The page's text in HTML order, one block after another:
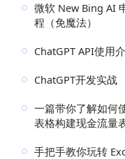
微软 New Bing AI
程（免魔法）
ChatGPT API使用
ChatGPT开发实战
一篇带你了解如何
表格构建现金流量
手把手教你玩转